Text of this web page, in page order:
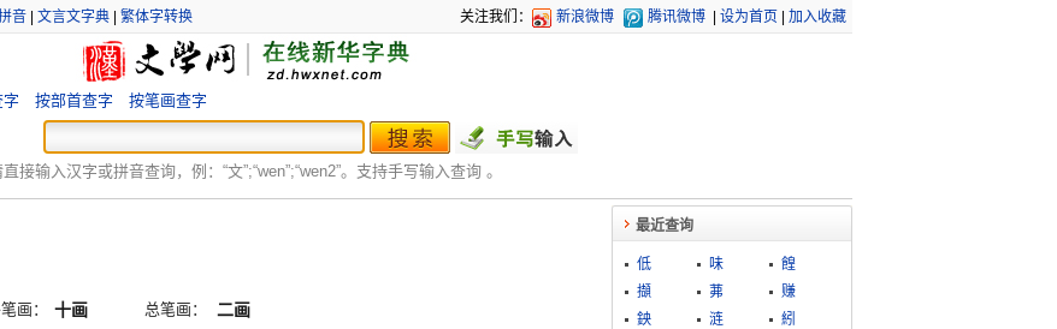
音| 文言文字典| 繁体字转换 关注我们： 新浪微博 腾讯微博 设为首页 加入收藏
按部首查字 按笔画查字
直接输入汉字或拼音查询，例：“文”;“wen”;“wen2”。支持手写输入查询 。
画： 十画 总笔画： 二画
最近查询
低 味
餭
擷
茀
赚
鉠
涟
紖